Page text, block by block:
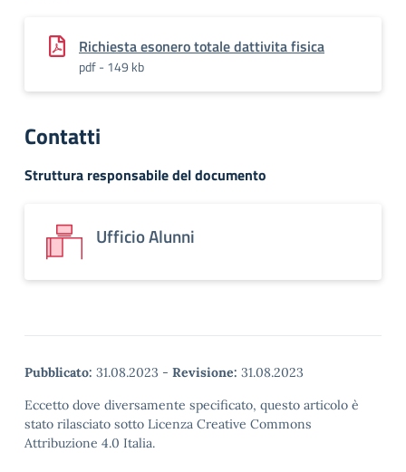
Richiesta esonero totale dattivita fisica
pdf - 149 kb
Contatti
Struttura responsabile del documento
Ufficio Alunni
Pubblicato: 31.08.2023 - Revisione: 31.08.2023
Eccetto dove diversamente specificato, questo articolo è
stato rilasciato sotto Licenza Creative Commons
Attribuzione 4.0 Italia.